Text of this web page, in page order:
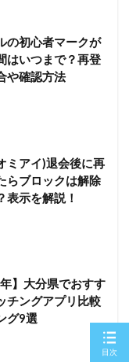
の初心者マークが
はいつまで？再登
や確認方法
ミアイ)退会後に再
らブロックは解除
表示を解説！
年】大分県でおすす
チングアプリ比較
グ9選
目次